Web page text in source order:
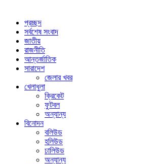
প্রচ্ছদ
সর্বশেষ সংবাদ
জাতীয়
রাজনীতি
আন্তর্জাতিক
সারাদেশ
জেলার খবর
খেলাধুলা
ক্রিকেট
ফুটবল
অন্যান্য
বিনোদন
বলিউড
হলিউড
ঢালিউড
অন্যান্য